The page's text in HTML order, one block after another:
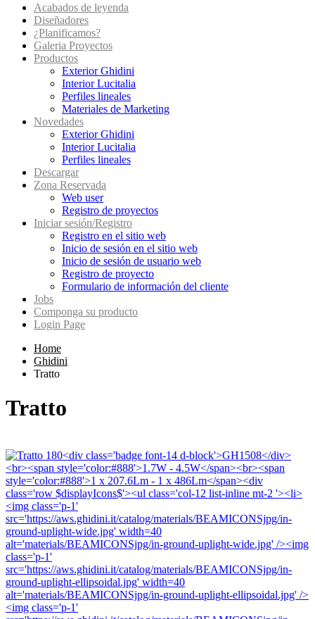
Acabados de leyenda
Diseñadores
¿Planificamos?
Galeria Proyectos
Productos
Exterior Ghidini
Interior Lucitalia
Perfiles lineales
Materiales de Marketing
Novedades
Exterior Ghidini
Interior Lucitalia
Perfiles lineales
Descargar
Zona Reservada
Web user
Registro de proyectos
Iniciar sesión/Registro
Registro en el sitio web
Inicio de sesión en el sitio web
Inicio de sesión de usuario web
Registro de proyecto
Formulario de información del cliente
Jobs
Componga su producto
Login Page
Home
Ghidini
Tratto
Tratto